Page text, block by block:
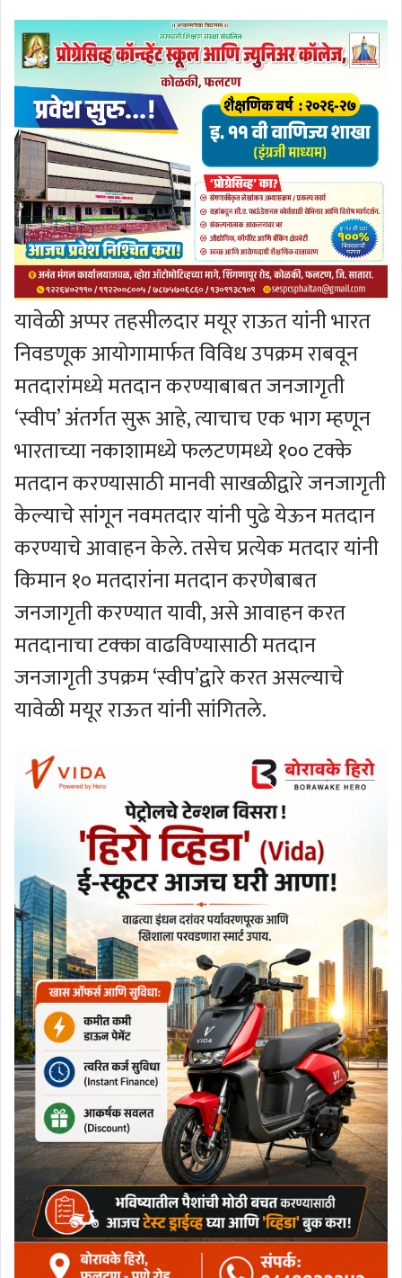
यावेळी अप्पर तहसीलदार मयूर राऊत यांनी भारत
निवडणूक आयोगामार्फत विविध उपक्रम राबवून
मतदारांमध्ये मतदान करण्याबाबत जनजागृती
‘स्वीप’ अंतर्गत सुरू आहे, त्याचाच एक भाग म्हणून
भारताच्या नकाशामध्ये फलटणमध्ये १०० टक्के
मतदान करण्यासाठी मानवी साखळीद्वारे जनजागृती
केल्याचे सांगून नवमतदार यांनी पुढे येऊन मतदान
करण्याचे आवाहन केले. तसेच प्रत्येक मतदार यांनी
किमान १० मतदारांना मतदान करणेबाबत
जनजागृती करण्यात यावी, असे आवाहन करत
मतदानाचा टक्का वाढविण्यासाठी मतदान
जनजागृती उपक्रम ‘स्वीप’द्वारे करत असल्याचे
यावेळी मयूर राऊत यांनी सांगितले.